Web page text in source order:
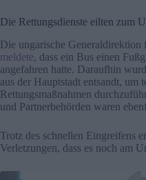
Die Rettungsdienste eilten zum
Die ungarische Generaldirektion
meldete, dass ein Bus einen
angefahren hatte. Daraufhin
aus der Hauptstadt entsandt, um
Rettungsmaßnahmen
und Partnerbehörden waren
Trotz des schnellen Eingreifens
Verletzungen, dass es noch am